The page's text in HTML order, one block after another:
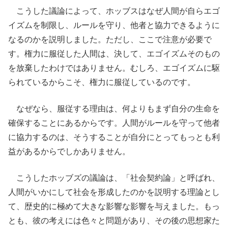
こうした議論によって、ホッブスはなぜ人間が自らエゴ
イズムを制限し、ルールを守り、他者と協力できるように
なるのかを説明しました。ただし、ここで注意が必要で
す。権力に服従した人間は、決して、エゴイズムそのもの
を放棄したわけではありません。むしろ、エゴイズムに駆
られているからこそ、権力に服従しているのです。
なぜなら、服従する理由は、何よりもまず自分の生命を
確保することにあるからです。人間がルールを守って他者
に協力するのは、そうすることが自分にとってもっとも利
益があるからでしかありません。
こうしたホッブズの議論は、「社会契約論」と呼ばれ、
人間がいかにして社会を形成したのかを説明する理論とし
て、歴史的に極めて大きな影響な影響を与えました。もっ
とも、彼の考えには色々と問題があり、その後の思想家た